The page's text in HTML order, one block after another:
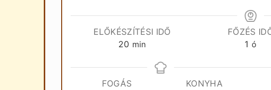
ELŐKÉSZÍTÉSI IDŐ
20 perc
min
FŐZÉS
1 óra
ó
FOGÁS
KONYHA